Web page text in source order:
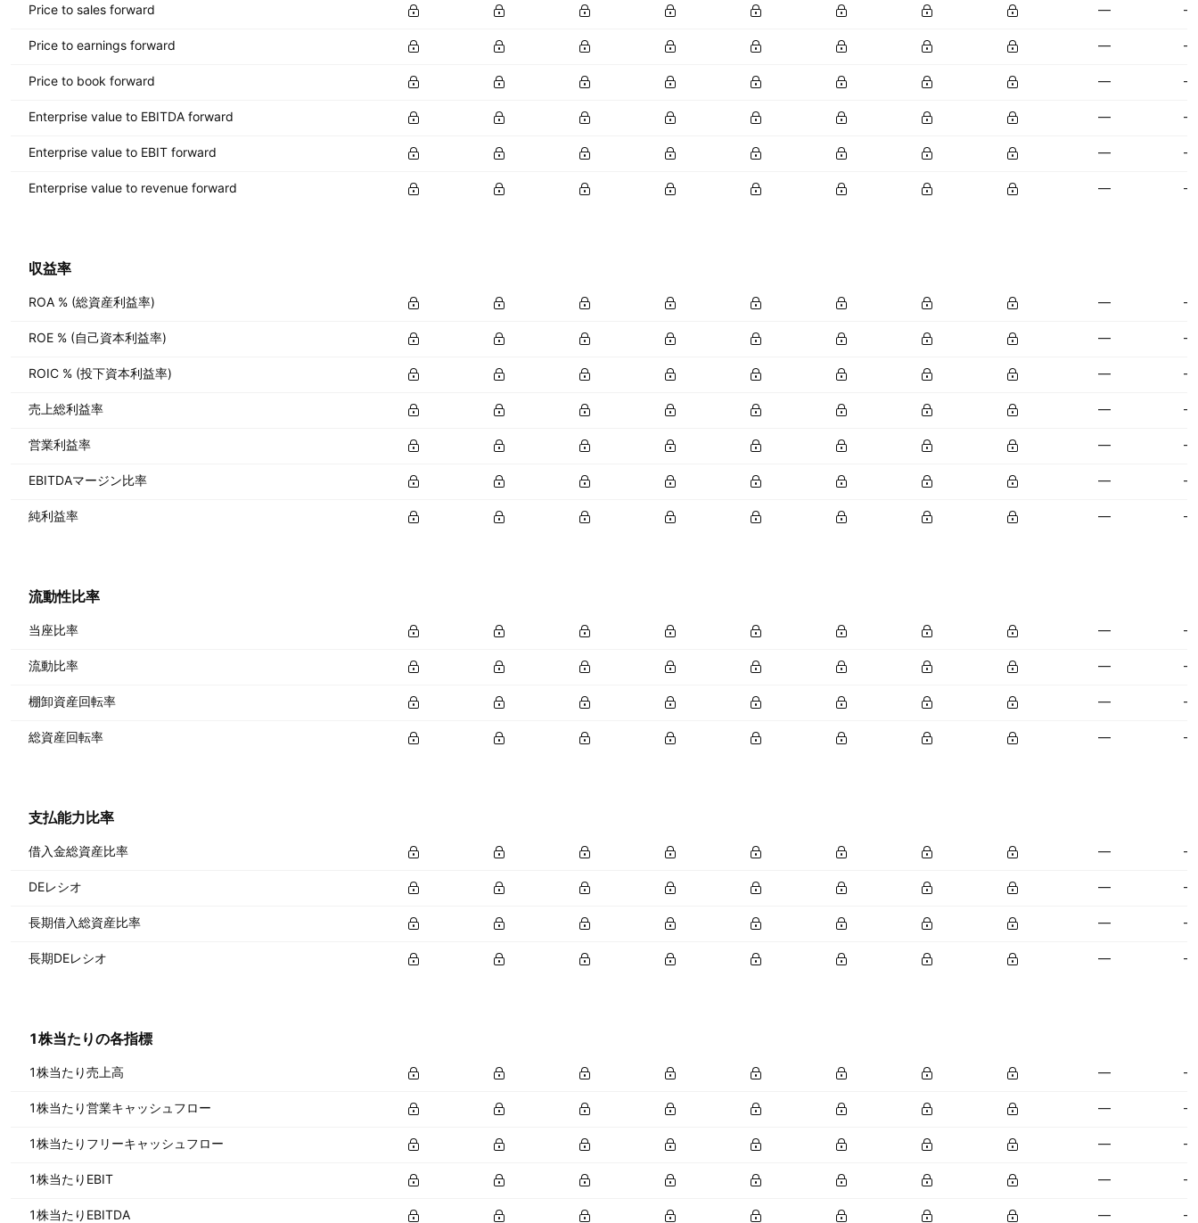
Price to sales forward — —
Price to earnings forward — —
Price to book forward — —
Enterprise value to EBITDA forward — —
Enterprise value to EBIT forward — —
Enterprise value to revenue forward — —
収益率
ROA % (総資産利益率) — —
ROE % (自己資本利益率) — —
ROIC % (投下資本利益率) — —
売上総利益率 — —
営業利益率 — —
EBITDAマージン比率 — —
純利益率 — —
流動性比率
当座比率 — —
流動比率 — —
棚卸資産回転率 — —
総資産回転率 — —
支払能力比率
借入金総資産比率 — —
DEレシオ — —
長期借入総資産比率 — —
長期DEレシオ — —
1株当たりの各指標
1株当たり売上高 — —
1株当たり営業キャッシュフロー — —
1株当たりフリーキャッシュフロー — —
1株当たりEBIT — —
1株当たりEBITDA — —